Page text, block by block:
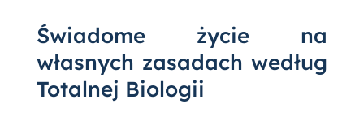
Świadome życie na
własnych zasadach według
Totalnej Biologii